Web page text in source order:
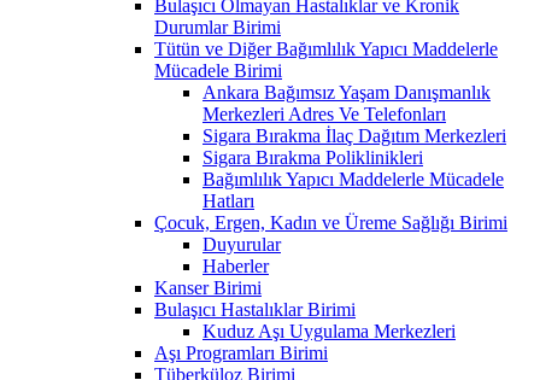
Bulaşıcı Olmayan Hastalıklar ve Kronik
Durumlar Birimi
Tütün ve Diğer Bağımlılık Yapıcı Maddelerle
Mücadele Birimi
Ankara Bağımsız Yaşam Danışmanlık
Merkezleri Adres Ve Telefonları
Sigara Bırakma İlaç Dağıtım Merkezleri
Sigara Bırakma Poliklinikleri
Bağımlılık Yapıcı Maddelerle Mücadele
Hatları
Çocuk, Ergen, Kadın ve Üreme Sağlığı Birimi
Duyurular
Haberler
Kanser Birimi
Bulaşıcı Hastalıklar Birimi
Kuduz Aşı Uygulama Merkezleri
Aşı Programları Birimi
Tüberküloz Birimi